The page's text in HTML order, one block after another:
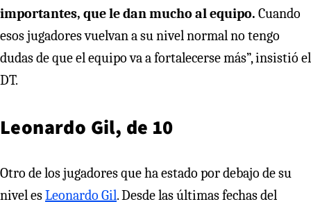
importantes, que le dan mucho al equipo. Cuando
esos jugadores vuelvan a su nivel normal no tengo
dudas de que el equipo va a fortalecerse más”, insistió el
DT.
Leonardo Gil, de 10
Otro de los jugadores que ha estado por debajo de su
nivel esLeonardo Gil. Desde las últimas fechas del